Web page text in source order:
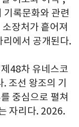
록문화와 관련
장처가 흩어져
리에서 공개된다.
48차 유네스코
조선 왕조의 기
중심으로 펼쳐
자리다. 2026.